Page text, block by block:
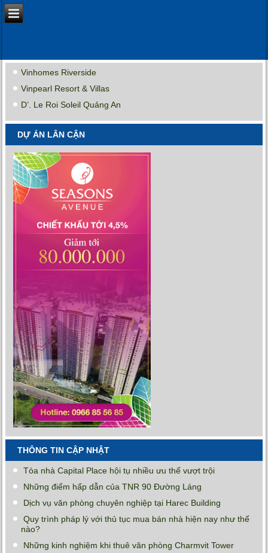
Vinhomes Riverside
Vinpearl Resort & Villas
D’. Le Roi Soleil Quảng An
DỰ ÁN LÂN CẬN
THÔNG TIN CẬP NHẬT
Tòa nhà Capital Place hội tụ nhiều ưu thế vượt trội
Những điểm hấp dẫn của TNR 90 Đường Láng
Dịch vụ văn phòng chuyên nghiệp tại Harec Building
Quy trình pháp lý với thủ tục mua bán nhà hiện nay như thế
nào?
Những kinh nghiệm khi thuê văn phòng Charmvit Tower